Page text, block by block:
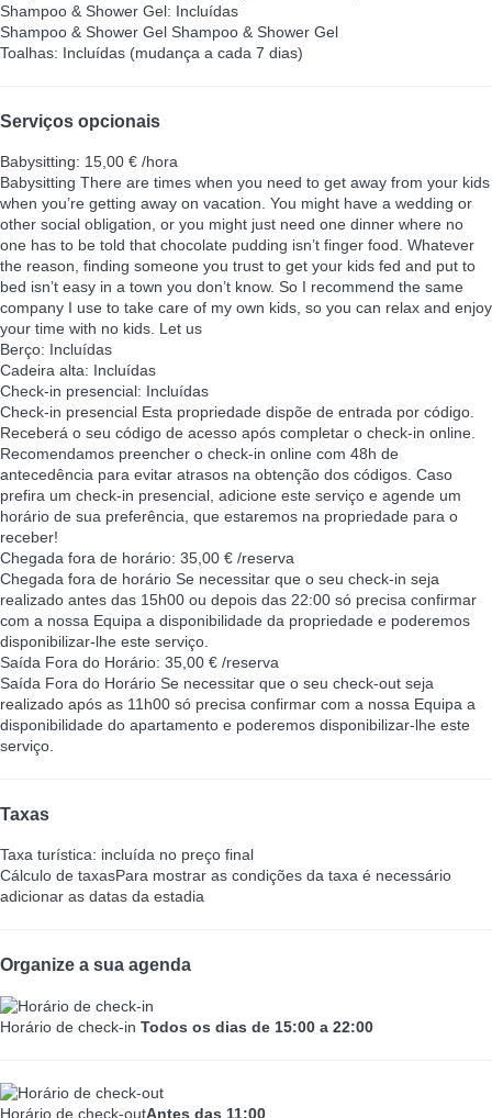
Shampoo & Shower Gel: Incluídas
Shampoo & Shower Gel Shampoo & Shower Gel
Toalhas: Incluídas (mudança a cada 7 dias)
Serviços opcionais
Babysitting: 15,00 € /hora
Babysitting There are times when you need to get away from your kids
when you’re getting away on vacation. You might have a wedding or
other social obligation, or you might just need one dinner where no
one has to be told that chocolate pudding isn’t finger food. Whatever
the reason, finding someone you trust to get your kids fed and put to
bed isn’t easy in a town you don’t know. So I recommend the same
company I use to take care of my own kids, so you can relax and enjoy
your time with no kids. Let us
Berço: Incluídas
Cadeira alta: Incluídas
Check-in presencial: Incluídas
Check-in presencial Esta propriedade dispõe de entrada por código.
Receberá o seu código de acesso após completar o check-in online.
Recomendamos preencher o check-in online com 48h de
antecedência para evitar atrasos na obtenção dos códigos. Caso
prefira um check-in presencial, adicione este serviço e agende um
horário de sua preferência, que estaremos na propriedade para o
receber!
Chegada fora de horário: 35,00 € /reserva
Chegada fora de horário Se necessitar que o seu check-in seja
realizado antes das 15h00 ou depois das 22:00 só precisa confirmar
com a nossa Equipa a disponibilidade da propriedade e poderemos
disponibilizar-lhe este serviço.
Saída Fora do Horário: 35,00 € /reserva
Saída Fora do Horário Se necessitar que o seu check-out seja
realizado após as 11h00 só precisa confirmar com a nossa Equipa a
disponibilidade do apartamento e poderemos disponibilizar-lhe este
serviço.
Taxas
Taxa turística: incluída no preço final
Cálculo de taxasPara mostrar as condições da taxa é necessário
adicionar as datas da estadia
Organize a sua agenda
Horário de check-in Todos os dias de 15:00 a 22:00
Horário de check-outAntes das 11:00